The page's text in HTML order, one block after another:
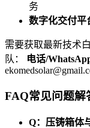
务
数字化交付平
需要获取最新技术
队：
电话/WhatsApp
FAQ常见问题解
Q：压铸箱体